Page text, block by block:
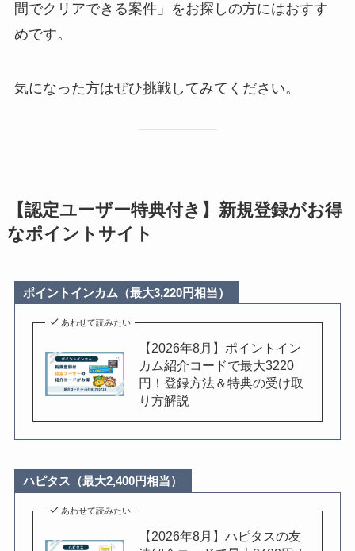
間でクリアできる案件」をお探しの方にはおすす
めです。
気になった方はぜひ挑戦してみてください。
【認定ユーザー特典付き】新規登録がお得
なポイントサイト
ポイントインカム（最大3,220円相当）
あわせて読みたい
【2026年8月】ポイントイン
カム紹介コードで最大3220
円！登録方法＆特典の受け取
り方解説
ハピタス（最大2,400円相当）
あわせて読みたい
【2026年8月】ハピタスの友